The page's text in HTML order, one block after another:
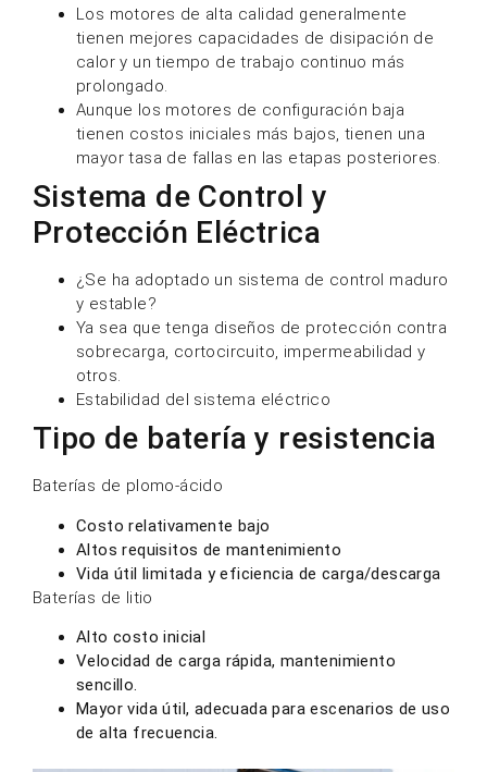
Los motores de alta calidad generalmente
tienen mejores capacidades de disipación de
calor y un tiempo de trabajo continuo más
prolongado.
Aunque los motores de configuración baja
tienen costos iniciales más bajos, tienen una
mayor tasa de fallas en las etapas posteriores.
Sistema de Control y
Protección Eléctrica
¿Se ha adoptado un sistema de control maduro
y estable?
Ya sea que tenga diseños de protección contra
sobrecarga, cortocircuito, impermeabilidad y
otros.
Estabilidad del sistema eléctrico
Tipo de batería y resistencia
Baterías de plomo-ácido
Costo relativamente bajo
Altos requisitos de mantenimiento
Vida útil limitada y eficiencia de carga/descarga
Baterías de litio
Alto costo inicial
Velocidad de carga rápida, mantenimiento
sencillo.
Mayor vida útil, adecuada para escenarios de uso
de alta frecuencia.